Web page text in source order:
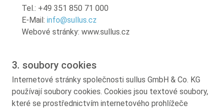
Tel.: +49 351 850 71 000
E-Mail: info@sullus.cz
Webové stránky: www.sullus.cz
3. soubory cookies
Internetové stránky společnosti sullus GmbH & Co. KG
používají soubory cookies. Cookies jsou textové soubory,
které se prostřednictvím internetového prohlížeče